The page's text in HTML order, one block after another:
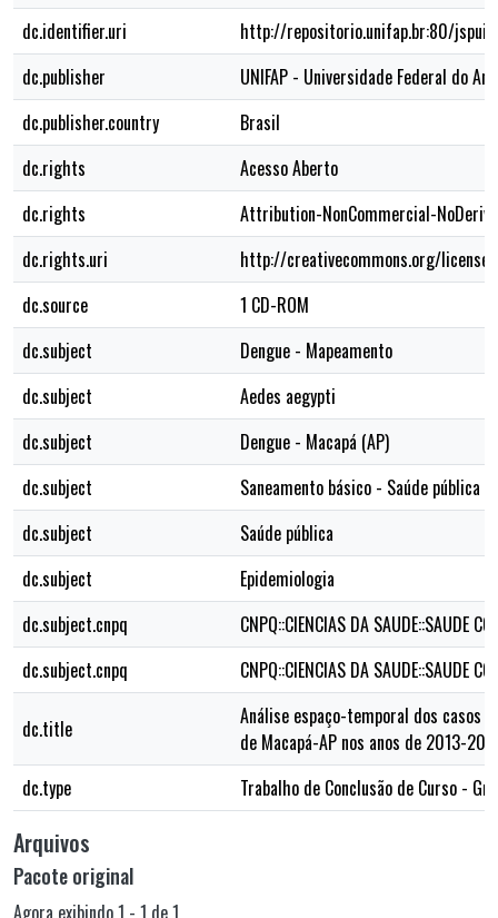
dc.identifier.uri
http://repositorio.unifap.br:80/jspui/
dc.publisher
UNIFAP - Universidade Federal do
dc.publisher.country
Brasil
dc.rights
Acesso Aberto
dc.rights
Attribution-NonCommercial-
dc.rights.uri
http://creativecommons.org/
dc.source
1 CD-ROM
dc.subject
Dengue - Mapeamento
dc.subject
Aedes aegypti
dc.subject
Dengue - Macapá (AP)
dc.subject
Saneamento básico - Saúde pública
dc.subject
Saúde pública
dc.subject
Epidemiologia
dc.subject.cnpq
CNPQ::CIENCIAS DA SAUDE::SAUDE
dc.subject.cnpq
CNPQ::CIENCIAS DA SAUDE::SAUDE
dc.title
Análise espaço-temporal dos casos
de Macapá-AP nos anos de 2013-
dc.type
Trabalho de Conclusão de Curso -
Arquivos
Pacote original